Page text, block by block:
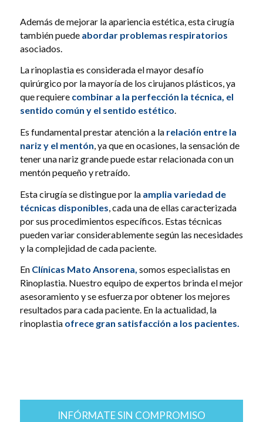
Además de mejorar la apariencia estética, esta cirugía
también puede abordar problemas respiratorios
asociados.
La rinoplastia es considerada el mayor desafío
quirúrgico por la mayoría de los cirujanos plásticos, ya
que requiere combinar a la perfección la técnica, el
sentido común y el sentido estético.
Es fundamental prestar atención a la relación entre la
nariz y el mentón, ya que en ocasiones, la sensación de
tener una nariz grande puede estar relacionada con un
mentón pequeño y retraído.
Esta cirugía se distingue por laamplia variedad de
técnicas disponibles , cada una de ellas caracterizada
por sus procedimientos específicos. Estas técnicas
pueden variar considerablemente según las necesidades
y la complejidad de cada paciente.
En Clínicas Mato Ansorena, somos especialistas en
Rinoplastia. Nuestro equipo de expertos brinda el mejor
asesoramiento y se esfuerza por obtener los mejores
resultados para cada paciente. En la actualidad, la
rinoplastia ofrece gran satisfacción a los pacientes.
INFÓRMATE SIN COMPROMISO